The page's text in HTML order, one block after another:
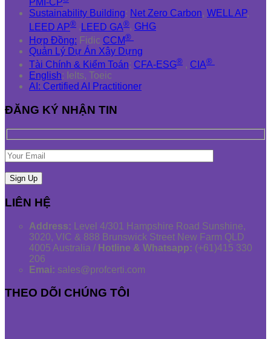
PMI-CP
Sustainability Building: Net Zero Carbon, WELL AP,
LEED AP® , LEED GA®, GHG
Hợp Đồng: Fidic CCM®
Quản Lý Dự Án Xây Dựng
Tài Chính & Kiểm Toán: CFA-ESG® , CIA®
English: Ielts, Toeic
AI: Certified AI Practitioner
ĐĂNG KÝ NHẬN TIN
LIÊN HỆ
Address: Level 4/301 Hampshire Road Sunshine,
3020, VIC & 888 Brunswick Street New Farm QLD
4005 Australia / Hotline & Whatsapp: (+61)415 330
206
Emai: sales@profcerti.com
THEO DÕI CHÚNG TÔI